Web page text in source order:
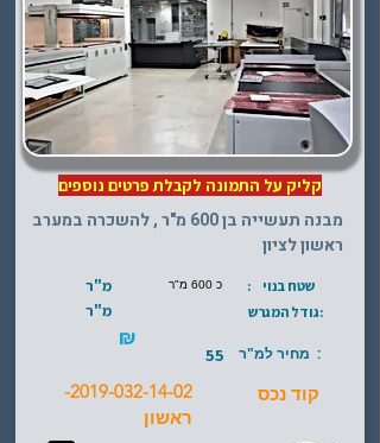
קליק על התמונה לקבלת פרטים נוספים
מבנה תעשייה בן 600 מ"ר , להשכרה במערב
ראשון לציון
שטח בנוי : כ 600 מ"ר
:גודל המגרש
: מחיר למ"ר 55
מ"ר
מ"ר
₪
קוד נכס 2019-032-14-02
-
ראשון